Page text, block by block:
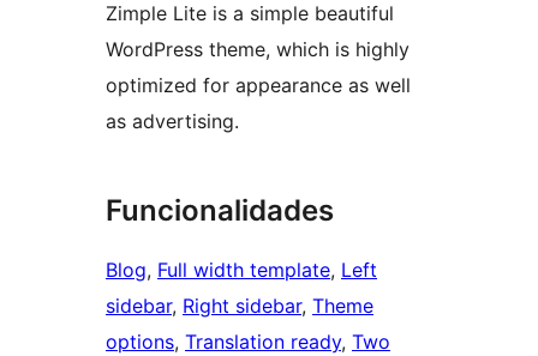
Zimple Lite is a simple beautiful
WordPress theme, which is highly
optimized for appearance as well
as advertising.
Funcionalidades
Blog, Full width template, Left
sidebar, Right sidebar, Theme
options, Translation ready, Two